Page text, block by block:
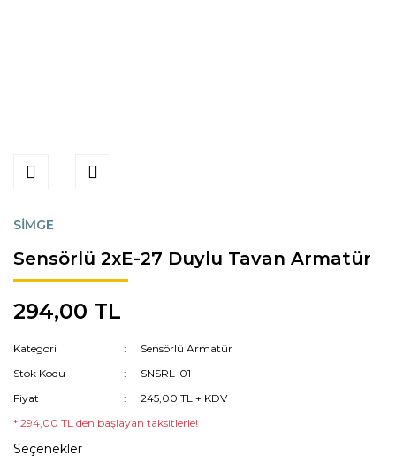
SİMGE
Sensörlü 2xE-27 Duylu Tavan Armatür
294,00 TL
Kategori
Sensörlü Armatür
Stok Kodu
SNSRL-01
Fiyat
245,00 TL + KDV
* 294,00 TL den başlayan taksitlerle!
Seçenekler